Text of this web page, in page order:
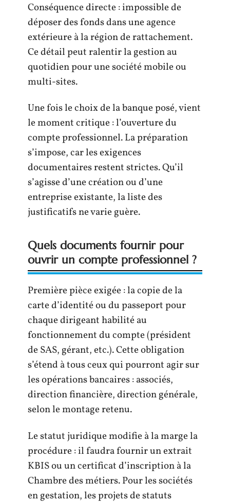
Conséquence directe : impossible de
déposer des fonds dans une agence
extérieure à la région de rattachement.
Ce détail peut ralentir la gestion au
quotidien pour une société mobile ou
multi-sites.
Une fois le choix de la banque posé, vient
le moment critique : l’ouverture du
compte professionnel. La préparation
s’impose, car les exigences
documentaires restent strictes. Qu’il
s’agisse d’une création ou d’une
entreprise existante, la liste des
justificatifs ne varie guère.
Quels documents fournir pour
ouvrir un compte professionnel ?
Première pièce exigée : la copie de la
carte d’identité ou du passeport pour
chaque dirigeant habilité au
fonctionnement du compte (président
de SAS, gérant, etc.). Cette obligation
s’étend à tous ceux qui pourront agir sur
les opérations bancaires : associés,
direction financière, direction générale,
selon le montage retenu.
Le statut juridique modifie à la marge la
procédure : il faudra fournir un extrait
KBIS ou un certificat d’inscription à la
Chambre des métiers. Pour les sociétés
en gestation, les projets de statuts